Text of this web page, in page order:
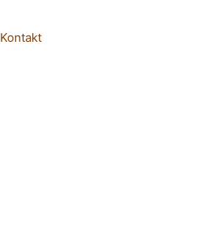
Kontakt